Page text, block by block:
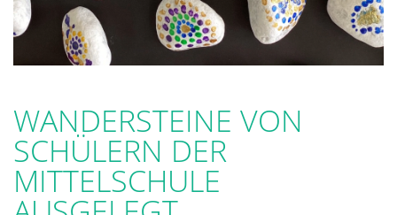
WANDERSTEINE VON
SCHÜLERN DER
MITTELSCHULE